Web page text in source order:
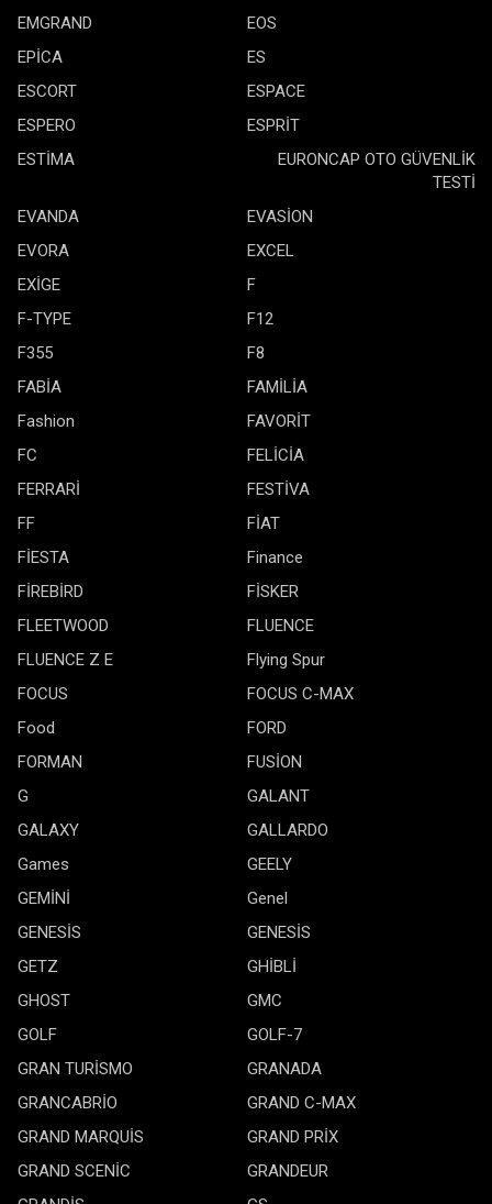
EMGRAND
EOS
EPİCA
ES
ESCORT
ESPACE
ESPERO
ESPRİT
ESTİMA
EURONCAP OTO GÜVENLİK
TESTİ
EVANDA
EVASİON
EVORA
EXCEL
EXİGE
F
F-TYPE
F12
F355
F8
FABİA
FAMİLİA
Fashion
FAVORİT
FC
FELİCİA
FERRARİ
FESTİVA
FF
FİAT
FİESTA
Finance
FİREBİRD
FİSKER
FLEETWOOD
FLUENCE
FLUENCE Z E
Flying Spur
FOCUS
FOCUS C-MAX
Food
FORD
FORMAN
FUSİON
G
GALANT
GALAXY
GALLARDO
Games
GEELY
GEMİNİ
Genel
GENESİS
GENESİS
GETZ
GHİBLİ
GHOST
GMC
GOLF
GOLF-7
GRAN TURİSMO
GRANADA
GRANCABRİO
GRAND C-MAX
GRAND MARQUİS
GRAND PRİX
GRAND SCENİC
GRANDEUR